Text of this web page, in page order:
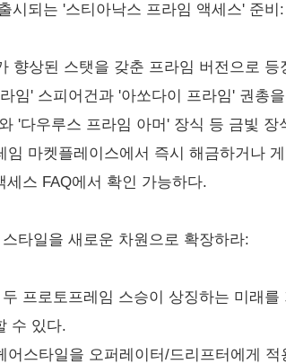
시되는 '스티아낙스 프라임 액세스' 준비:
향상된 스탯을 갖춘 프라임 버전으로 등
임' 스피어건과 '아쏘다이 프라임' 권총
'다우루스 프라임 아머' 장식 등 금빛
임 마켓플레이스에서 즉시 해금하거나
스 FAQ에서 확인 가능하다.
타일을 새로운 차원으로 확장하라:
프로토프레임 스승이 상징하는 미래
수 있다.
어스타일을 오퍼레이터/드리프터에게